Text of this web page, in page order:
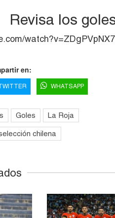
Revisa los
en:
WHATSAPP
Goles La Roja
chilena